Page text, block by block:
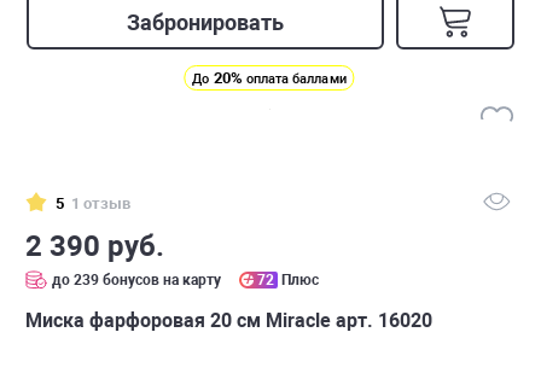
Забронировать
До 20% оплата баллами
5 1 отзыв
2 390 руб.
до 239 бонусов на карту 72 Плюс
Миска фарфоровая 20 см Miracle арт. 16020